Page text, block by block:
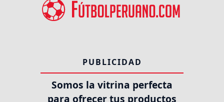
PUBLICIDAD
Somos la vitrina perfecta
para ofrecer tus productos